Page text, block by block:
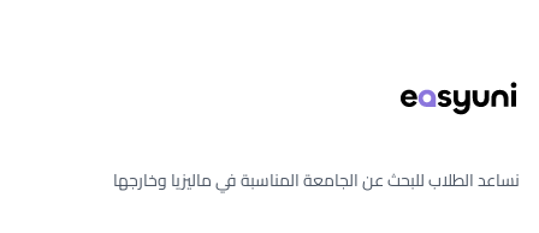
نساعد الطلاب للبحث عن الجامعة المناسبة في ماليزيا وخارجها